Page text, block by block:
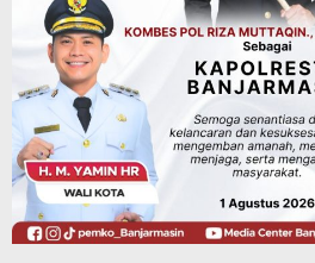
Api Sempat Berkobar,
Tahura Sultan Adam
Dikendalikan
Agustus 8, 2026